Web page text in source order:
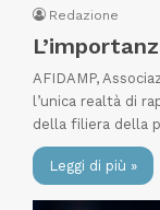
Redazione
AFIDAMP,
l’unica realtà di
della filiera della
Leggi di più »